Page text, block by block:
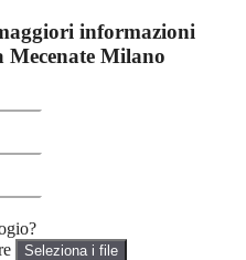
informazioni
Mecenate Milano
Seleziona i file